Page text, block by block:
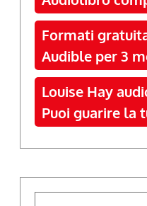
Formati
Audible per 3
Louise Hay
Puoi guarire la